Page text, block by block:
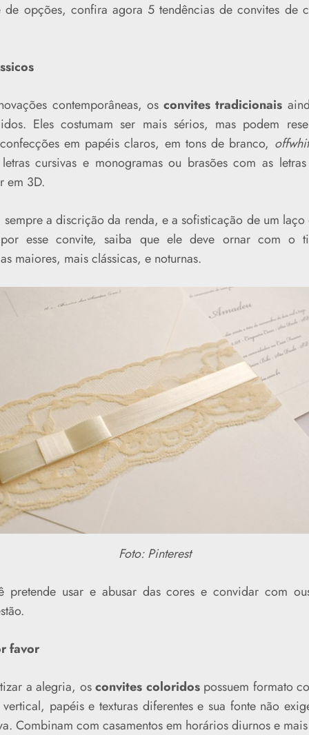
opções, confira agora 5 tendências de convites de
contemporâneas, osconvites tradicionais
Eles costumam ser mais sérios, mas podem
em papéis claros, em tons de branco,
cursivas e monogramas ou brasões com as
em 3D.
a discrição da renda, e a sofisticação de um
esse convite, saiba que ele deve ornar com o
maiores, mais clássicas, e noturnas.
Foto: Pinterest
pretende usar e abusar das cores e convidar com
favor
a alegria, osconvites coloridospossuem formato
papéis e texturas diferentes e sua fonte não
Combinam com casamentos em horários diurnos e